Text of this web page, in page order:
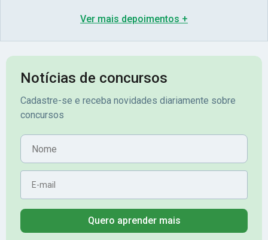
preparação completa, e o resultado
abriu o concurso para o Banco da sua
cidade, o Banrisul. Se tornou
assinante premium e em seguida
mérito no concurso do
Banrisul.Charles Kelvin Friske -
sua vida e
obstáculos
Pimenta -
Ver mais depoimentos +
Notícias de concursos
Cadastre-se e receba novidades diariamente sobre
concursos
Nome
E-mail
Quero aprender mais